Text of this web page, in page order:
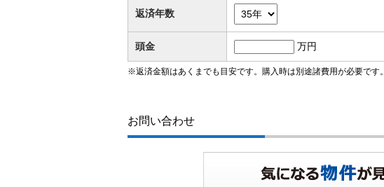
返済年数
頭金 万円
※返済金額はあくまでも目安です。購入時は別途諸費用が必要です。
お問い合わせ